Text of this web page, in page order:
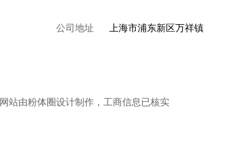
公司地址 上海市浦东新区万祥镇
网站由粉体圈设计制作，工商信息已核实